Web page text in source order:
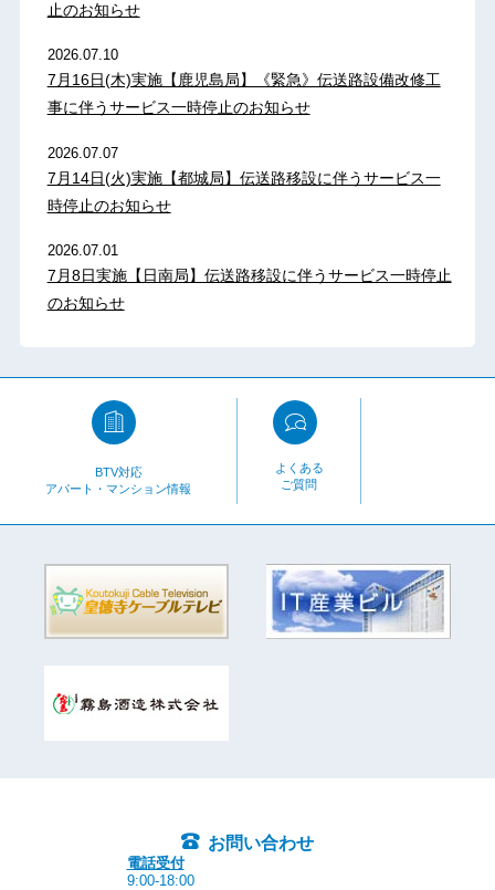
止のお知らせ
2026.07.10
7月16日(木)実施【鹿児島局】《緊急》伝送路設備改修工
事に伴うサービス一時停止のお知らせ
2026.07.07
7月14日(火)実施【都城局】伝送路移設に伴うサービス一
時停止のお知らせ
2026.07.01
7月8日実施【日南局】伝送路移設に伴うサービス一時停止
のお知らせ
BTV対応
アパート・マンション情報
よくある
ご質問
お問い合わせ
電話受付
9:00-18:00